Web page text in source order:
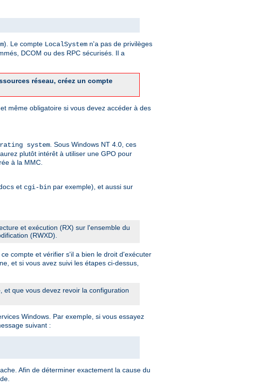
). Le compte LocalSystem n'a pas de privilèges
DCOM ou des RPC sécurisés. Il a
réseau, créez un compte
même obligatoire si vous devez accéder à des
system . Sous Windows NT 4.0, ces
plutôt intérêt à utiliser une GPO pour
à la MMC.
et cgi-bin par exemple), et aussi sur
et exécution (RX) sur l'ensemble du
(RWXD).
compte et vérifier s'il a bien le droit d'exécuter
et si vous avez suivi les étapes ci-dessus,
que vous devez revoir la configuration
Windows. Par exemple, si vous essayez
suivant :
Afin de déterminer exactement la cause du